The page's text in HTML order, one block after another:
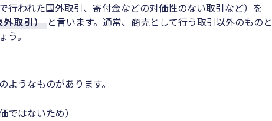
行われた国外取引、寄付金などの対価性のない取引など）を
外取引） と言います。通常、商売として行う取引以外のものと
。
うなものがあります。
はないため）